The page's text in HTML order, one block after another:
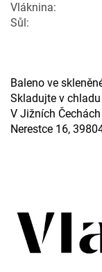
Vláknina:
Sůl:
Baleno ve
Skladujte v
V Jižních
Nerestce 16,